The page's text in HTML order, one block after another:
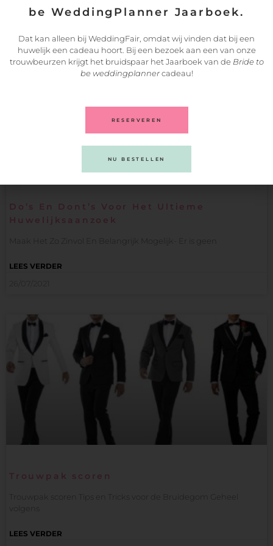
21/02/2022
Do’s En Dont’s Voor Het Ultieme
Huwelijksaanzoek
Maak Het Zo Zinvol En Belangrijk Mogelijk- Er is geen
LEES VERDER
Trouwpak scoren
Trouwpak scoren Tips en Tricks voor de Bruidegom Geheel
volgens
LEES VERDER
be WeddingPlanner Jaarboek.
Dat kan alleen bij WeddingFair, omdat wij vinden dat bij een
huwelijk een cadeau hoort. Bij een bezoek aan een van onze
trouwbeurzen krijgt het bruidspaar het Jaarboek van de Bride to
be weddingplannercadeau!
RESERVEREN
NU BESTELLEN